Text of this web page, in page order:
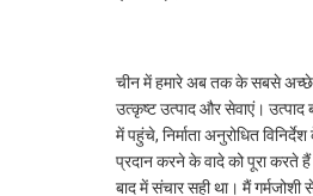
चीन में हमारे अब तक के सबसे अच्छे
उत्कृष्ट उत्पाद और सेवाएं। उत्पाद
में पहुंचे, निर्माता अनुरोधित
प्रदान करने के वादे को पूरा करते
बाद में संचार सही था। मैं